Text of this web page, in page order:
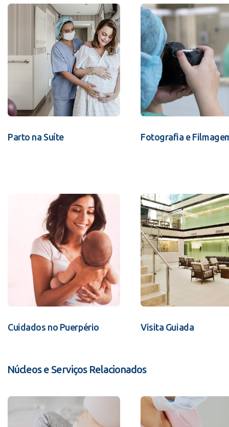
Parto na Suíte Fotografia e
Cuidados no Puerpério Visita Guiada
Núcleos e Serviços Relacionados